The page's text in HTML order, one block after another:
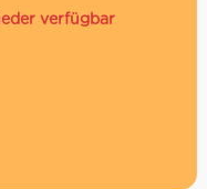
und sorgfältig
ihren Geschmack zu
verfügbar